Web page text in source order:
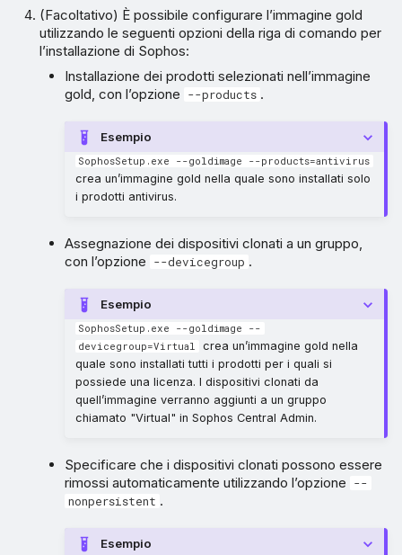
(Facoltativo) È possibile configurare l’immagine gold
utilizzando le seguenti opzioni della riga di comando per
l’installazione di Sophos:
Installazione dei prodotti selezionati nell’immagine
gold, con l’opzione
--products .
Esempio
SophosSetup.exe --goldimage --products=antivirus
crea un’immagine gold nella quale sono installati solo
i prodotti antivirus.
Assegnazione dei dispositivi clonati a un gruppo,
con l’opzione
--devicegroup .
Esempio
SophosSetup.exe --goldimage --
devicegroup=Virtual
crea un’immagine gold nella
quale sono installati tutti i prodotti per i quali si
possiede una licenza. I dispositivi clonati da
quell’immagine verranno aggiunti a un gruppo
chiamato "Virtual" in Sophos Central Admin.
Specificare che i dispositivi clonati possono essere
rimossi automaticamente utilizzando l’opzione
--
nonpersistent .
Esempio